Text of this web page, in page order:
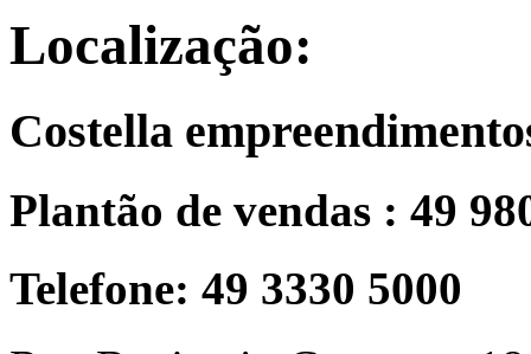
Localização:
Costella
Plantão de vendas : 49
Telefone: 49 3330 5000